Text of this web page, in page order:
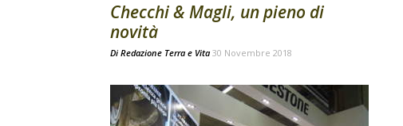
Checchi & Magli, un pieno di
novità
Di Redazione Terra e Vita 30 Novembre 2018